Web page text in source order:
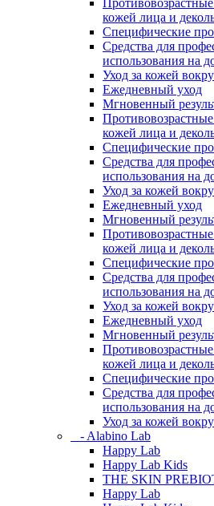
Противовозрастные
кожей лица и
Специфические
Средства для
использования на
Уход за кожей
Ежедневный уход
Мгновенный
Противовозрастные
кожей лица и
Специфические
Средства для
использования на
Уход за кожей
Ежедневный уход
Мгновенный
Противовозрастные
кожей лица и
Специфические
Средства для
использования на
Уход за кожей
Ежедневный уход
Мгновенный
Противовозрастные
кожей лица и
Специфические
Средства для
использования на
Уход за кожей
- Alabino Lab
Happy Lab
Happy Lab Kids
THE SKIN
Happy Lab